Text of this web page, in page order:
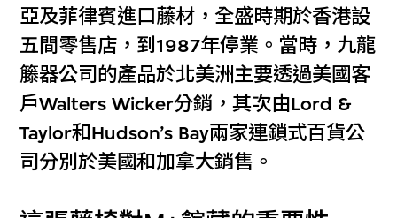
亞及菲律賓進口藤材，全盛時期於香港設
五間零售店，到1987年停業。當時，九龍
籐器公司的產品於北美洲主要透過美國客
戶Walters Wicker分銷，其次由Lord &
Taylor和Hudson’s Bay兩家連鎖式百貨公
司分別於美國和加拿大銷售。